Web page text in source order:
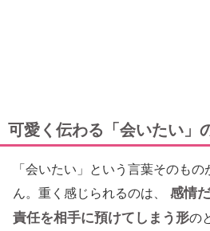
可愛く伝わる「会いたい」
「会いたい」という言葉そのも
ん。重く感じられるのは、
感情
責任を相手に預けてしまう形の